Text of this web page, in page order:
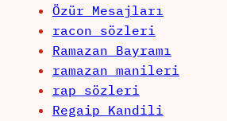
Özür Mesajları
racon sözleri
Ramazan Bayramı
ramazan manileri
rap sözleri
Regaip Kandili